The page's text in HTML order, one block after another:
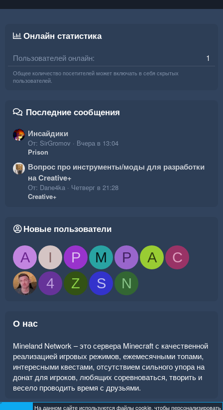
Онлайн статистика
Пользователей онлайн 1
Общее количество посетителей может включать в себя скрытых
пользователей.
Последние сообщения
Инсайдики
От: SirGromov
Вчера в 13:04
Prison
Вопрос про инструменты/моды для разработки
на Creative+
От: Dane4ka
Четверг в 21:28
Creative+
Новые пользователи
A I P M P A
C
4
Z S N
О нас
Mineland Network – это сервера Minecraft с качественной
реализацией игровых режимов, ежемесячными топами,
интересными квестами, отсутствием сильного упора на
донат для игроков, любящих соревноваться, творить и
весело проводить время с друзьями.
На данном сайте используются файлы cookie, чтобы персонализировать